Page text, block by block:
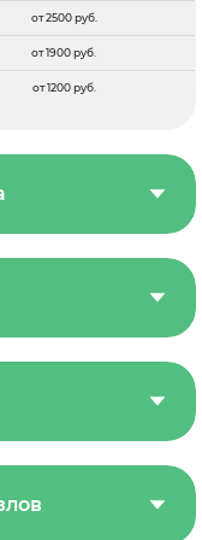
от 2500 руб.
от 1900 руб.
от 1200 руб.